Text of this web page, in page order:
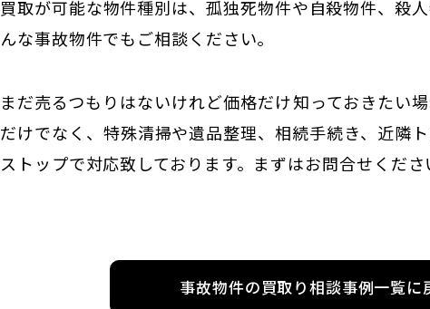
買取が可能な物件種別は、孤独死物件や自殺物件、殺
んな事故物件でもご相談ください。
まだ売るつもりはないけれど価格だけ知っておきたい
だけでなく、特殊清掃や遺品整理、相続手続き、近隣
ストップで対応致しております。まずはお問合せくださ
事故物件の買取り相談事例一覧に